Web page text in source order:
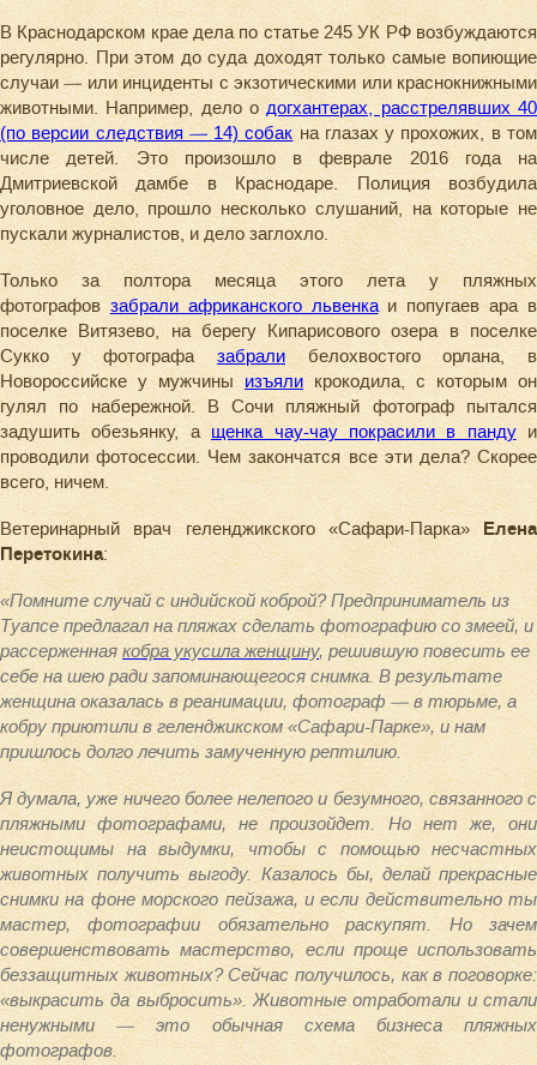
В Краснодарском крае дела по статье 245 УК РФ возбуждаются
регулярно. При этом до суда доходят только самые вопиющие
случаи — или инциденты с экзотическими или краснокнижными
животными. Например, дело одогхантерах, расстрелявших 40
(по версии следствия — 14) собакна глазах у прохожих, в том
числе детей. Это произошло в феврале 2016 года на
Дмитриевской дамбе в Краснодаре. Полиция возбудила
уголовное дело, прошло несколько слушаний, на которые не
пускали журналистов, и дело заглохло.
Только за полтора месяца этого лета у пляжных
фотографов забрали африканского львенкаи попугаев ара в
поселке Витязево, на берегу Кипарисового озера в поселке
Сукко у фотографа забралибелохвостого орлана, в
Новороссийске у мужчиныизъяликрокодила, с которым он
гулял по набережной. В Сочи пляжный фотограф пытался
задушить обезьянку, ащенка чау-чау покрасили в пандуи
проводили фотосессии. Чем закончатся все эти дела? Скорее
всего, ничем.
Ветеринарный врач геленджикского «Сафари-Парка»Елена
Перетокина:
«Помните случай с индийской коброй? Предприниматель из
Туапсе предлагал на пляжах сделать фотографию со змеей, и
рассерженнаякобра укусила женщину, решившую повесить ее
себе на шею ради запоминающегося снимка. В результате
женщина оказалась в реанимации, фотограф — в тюрьме, а
кобру приютили в геленджикском «Сафари-Парке», и нам
пришлось долго лечить замученную рептилию.
Я думала, уже ничего более нелепого и безумного, связанного с
пляжными фотографами, не произойдет. Но нет же, они
неистощимы на выдумки, чтобы с помощью несчастных
животных получить выгоду. Казалось бы, делай прекрасные
снимки на фоне морского пейзажа, и если действительно ты
мастер, фотографии обязательно раскупят. Но зачем
совершенствовать мастерство, если проще использовать
беззащитных животных? Сейчас получилось, как в поговорке:
«выкрасить да выбросить». Животные отработали и стали
ненужными — это обычная схема бизнеса пляжных
фотографов.